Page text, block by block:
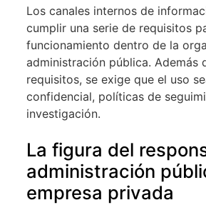
Los canales internos de
cumplir una serie de requisitos
funcionamiento dentro de la
administración pública. Además
requisitos, se exige que el uso
confidencial, políticas de
investigación.
La figura del
administración
empresa privada